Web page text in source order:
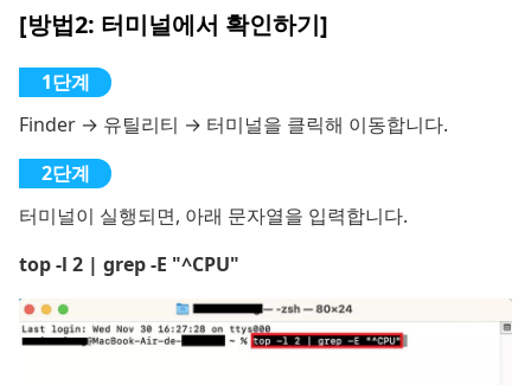
[방법2: 터미널에서 확인하기]
Finder → 유틸리티 → 터미널을 클릭해 이동합니다.
터미널이 실행되면, 아래 문자열을 입력합니다.
top -l 2 | grep -E "^CPU"